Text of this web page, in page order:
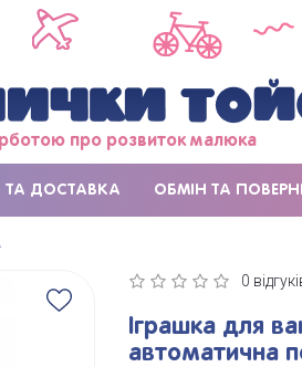
про розвиток малюка
ТА ДОСТАВКА ОБМІН ТА
0
Іграшка для
автоматична